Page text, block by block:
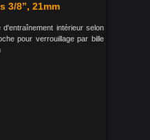
8’’, 21mm
intérieur selon
pour verrouillage par bille